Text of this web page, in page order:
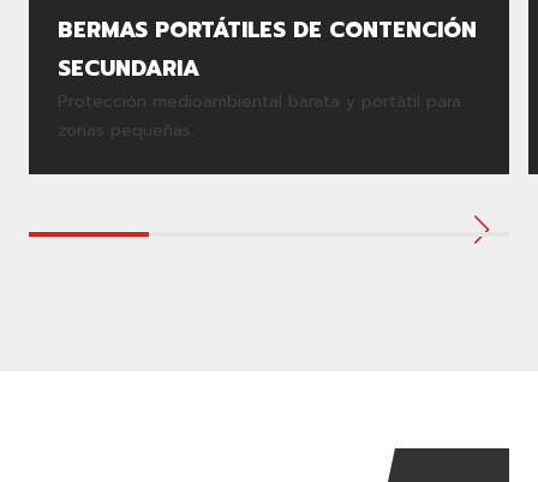
BERMAS PORTÁTILES DE CONTENCIÓN
SECUNDARIA
Protección medioambiental barata y portátil para
zonas pequeñas.